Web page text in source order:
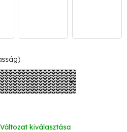
Változat kiválasztása